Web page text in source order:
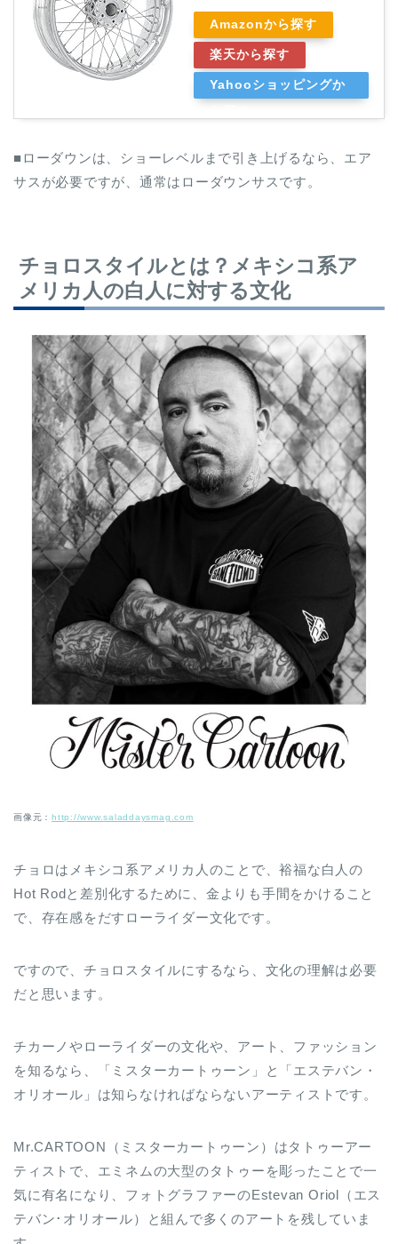
Amazonから探す
楽天から探す
Yahooショッピングか
■ローダウンは、ショーレベルまで引き上げるなら、エア
サスが必要ですが、通常はローダウンサスです。
チョロスタイルとは？メキシコ系ア
メリカ人の白人に対する文化
画像元：http://www.saladdaysmag.com
チョロはメキシコ系アメリカ人のことで、裕福な白人の
Hot Rodと差別化するために、金よりも手間をかけること
で、存在感をだすローライダー文化です。
ですので、チョロスタイルにするなら、文化の理解は必要
だと思います。
チカーノやローライダーの文化や、アート、ファッション
を知るなら、「ミスターカートゥーン」と「エステバン・
オリオール」は知らなければならないアーティストです。
Mr.CARTOON（ミスターカートゥーン）はタトゥーアー
ティストで、エミネムの大型のタトゥーを彫ったことで一
気に有名になり、フォトグラファーのEstevan Oriol（エス
テバン･オリオール）と組んで多くのアートを残していま